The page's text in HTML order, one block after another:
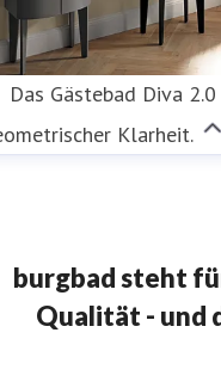
Das Gästebad Diva
Klarheit.
burgbad steht
Qualität - und